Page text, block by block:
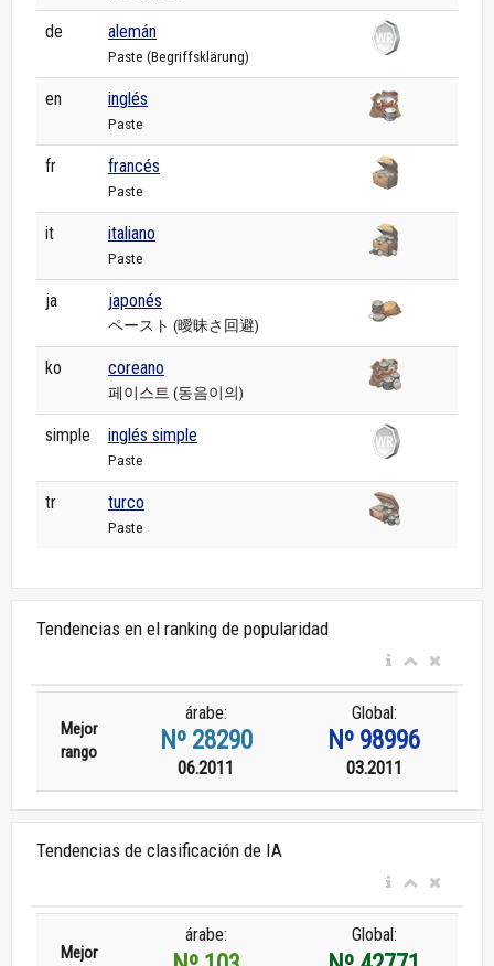
de alemán
Paste (Begriffsklärung)
en inglés
Paste
fr francés
Paste
it italiano
Paste
ja japonés
ペースト (曖昧さ回避)
ko coreano
페이스트 (동음이의)
simple inglés simple
Paste
tr turco
Paste
Tendencias en el ranking de popularidad
Mejor
rango
árabe:
Nº 28290
06.2011
Global:
Nº 98996
03.2011
Tendencias de clasificación de IA
Mejor
árabe: Global: